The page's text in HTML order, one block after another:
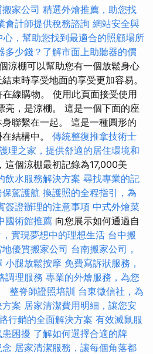
家公司 精選外燴推薦，助您找
會計師提供稅務諮詢 網站安全與
心，幫助您找到最適合的照顧場所
多少錢？了解市面上助聽器的價
涼棚可以幫助您有一個放鬆身心
束時享受地面的享受更加容易。
線購物。 使用此頁面接受使用
亮，是涼棚。 這是一個下面的座
聯繫在一起。 這是一種圓形的
結構中。 傳統整復推拿技術士
理之家，提供舒適的居住環境和
這個涼棚最初記錄為17,000美
飲水服務解決方案 尋找專業的記
駕護航 換護照的全程指引，為
簽證辦理的注意事項 中式外燴菜
國術館推薦 向您展示如何通過自
實現夢想中的理想生活 台中搬
優質搬家公司 台南搬家公司，
小腿放鬆按摩 免費寫訴狀服務，
調理服務 專業的外燴服務，為您
整脊師證照培訓 台東徵信社，為
案 居家清潔費用明細，讓您安
行銷的全面解決方案 有效滅鼠服
困擾 了解如何選擇合適的牌
居家清潔服務，讓每個角落都